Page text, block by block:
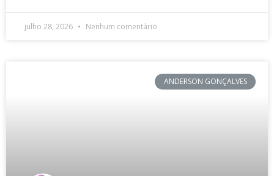
julho 28, 2026 Nenhum comentário
ANDERSON GONÇALVES